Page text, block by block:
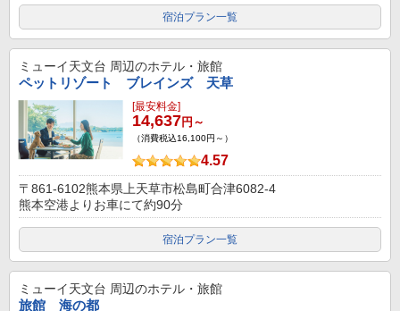
宿泊プラン一覧
ミューイ天文台 周辺のホテル・旅館
ペットリゾート ブレインズ 天草
[最安料金]
14,637円～
（消費税込16,100円～）
4.57
〒861-6102熊本県上天草市松島町合津6082-4
熊本空港よりお車にて約90分
宿泊プラン一覧
ミューイ天文台 周辺のホテル・旅館
旅館 海の都